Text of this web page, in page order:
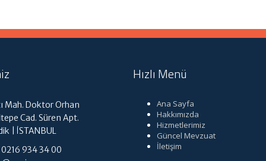
Mah. Doktor Orhan
Cad. Süren Apt.
| İSTANBUL
0216 934 34 00
Hızlı Menü
Ana Sayfa
Hakkımızda
Hizmetlerimiz
Güncel Mevzuat
İletişim